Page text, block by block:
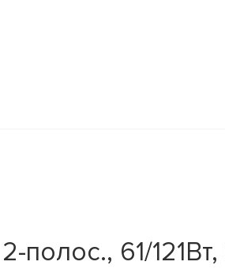
полос., 61/